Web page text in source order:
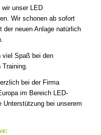
unser LED
Wir schonen ab sofort
der neuen Anlage natürlich
viel Spaß bei den
Training.
bei der Firma
im Bereich LED-
bei unserem